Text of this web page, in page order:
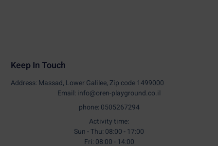
Keep In Touch
Address: Massad, Lower Galilee, Zip code 1499000
Email: info@oren-playground.co.il
phone: 0505267294
Activity time:
Sun - Thu: 08:00 - 17:00
Fri: 08:00 - 14:00